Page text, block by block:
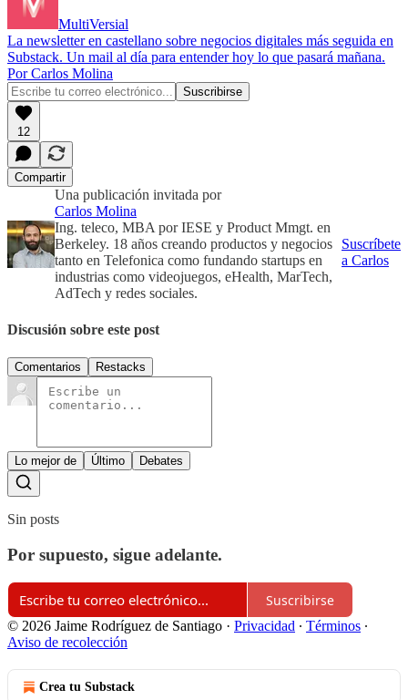
MultiVersial
La newsletter en castellano sobre negocios digitales más seguida en
Substack. Un mail al día para entender hoy lo que pasará mañana.
Por Carlos Molina
12
Compartir
Una publicación invitada por
Carlos Molina
Ing. teleco, MBA por IESE y Product Mmgt. en
Berkeley. 18 años creando productos y negocios
tanto en Telefonica como fundando startups en
industrias como videojuegos, eHealth, MarTech,
AdTech y redes sociales.
Suscríbete
a Carlos
Discusión sobre este post
Comentarios Restacks
Lo mejor de Último Debates
Sin posts
Por supuesto, sigue adelante.
Suscribirse
© 2026 Jaime Rodríguez de Santiago · Privacidad ∙ Términos ∙
Aviso de recolección
Crea tu Substack